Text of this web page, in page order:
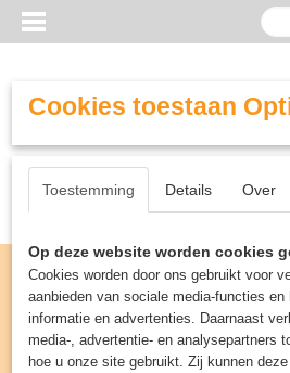
Cookies toestaan
Toestemming Details Over
Op deze website worden cookies
Cookies worden door ons gebruikt voor
aanbieden van sociale media-functies
informatie en advertenties. Daarnaast
media-, advertentie- en analysepartners
hoe u onze site gebruikt. Zij kunnen